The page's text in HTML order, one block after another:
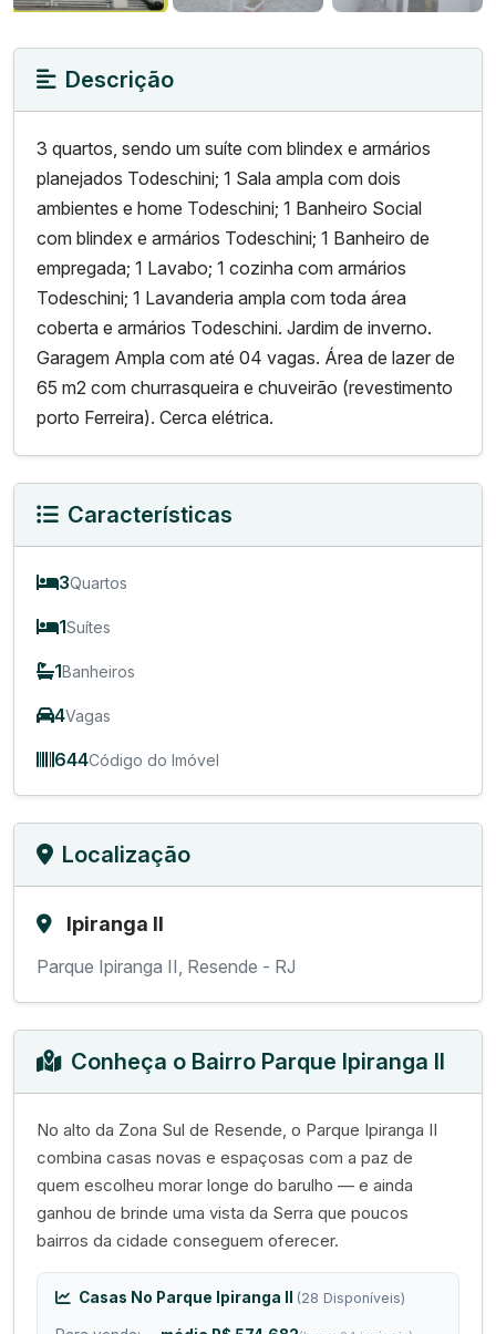
Descrição
3 quartos, sendo um suíte com blindex e armários
planejados Todeschini; 1 Sala ampla com dois
ambientes e home Todeschini; 1 Banheiro Social
com blindex e armários Todeschini; 1 Banheiro de
empregada; 1 Lavabo; 1 cozinha com armários
Todeschini; 1 Lavanderia ampla com toda área
coberta e armários Todeschini. Jardim de inverno.
Garagem Ampla com até 04 vagas. Área de lazer de
65 m2 com churrasqueira e chuveirão (revestimento
porto Ferreira). Cerca elétrica.
Características
3Quartos
1Suítes
1Banheiros
4Vagas
644Código do Imóvel
Localização
Ipiranga II
Parque Ipiranga II, Resende - RJ
Conheça o Bairro Parque Ipiranga II
No alto da Zona Sul de Resende, o Parque Ipiranga II
combina casas novas e espaçosas com a paz de
quem escolheu morar longe do barulho — e ainda
ganhou de brinde uma vista da Serra que poucos
bairros da cidade conseguem oferecer.
Casas No Parque Ipiranga II (28 Disponíveis)